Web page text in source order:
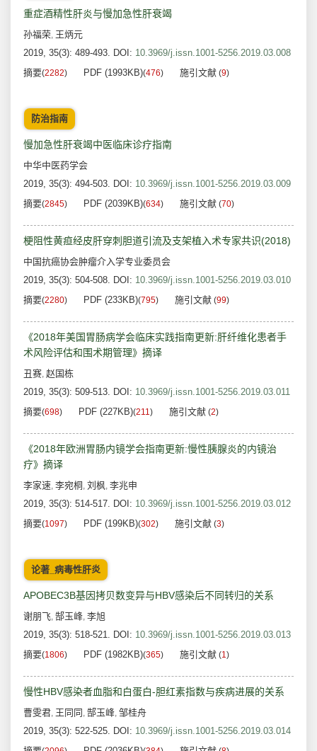
重症酒精性肝炎与慢加急性肝衰竭
孙福荣, 王炳元
2019, 35(3): 489-493. DOI: 10.3969/j.issn.1001-5256.2019.03.008
摘要(2282) PDF (1993KB)(476) 施引文献 (9)
防治指南
慢加急性肝衰竭中医临床诊疗指南
中华中医药学会
2019, 35(3): 494-503. DOI: 10.3969/j.issn.1001-5256.2019.03.009
摘要(2845) PDF (2039KB)(634) 施引文献 (70)
梗阻性黄疸经皮肝穿刺胆道引流及支架植入术专家共识(2018)
中国抗癌协会肿瘤介入学专业委员会
2019, 35(3): 504-508. DOI: 10.3969/j.issn.1001-5256.2019.03.010
摘要(2280) PDF (233KB)(795) 施引文献 (99)
《2018年美国胃肠病学会临床实践指南更新:肝纤维化患者手
术风险评估和围术期管理》摘译
丑赛, 赵国栋
2019, 35(3): 509-513. DOI: 10.3969/j.issn.1001-5256.2019.03.011
摘要(698) PDF (227KB)(211) 施引文献 (2)
《2018年欧洲胃肠内镜学会指南更新:慢性胰腺炎的内镜治
疗》摘译
李家速, 李宛桐, 刘枫, 李兆申
2019, 35(3): 514-517. DOI: 10.3969/j.issn.1001-5256.2019.03.012
摘要(1097) PDF (199KB)(302) 施引文献 (3)
论著_病毒性肝炎
APOBEC3B基因拷贝数变异与HBV感染后不同转归的关系
谢朋飞, 郜玉峰, 李旭
2019, 35(3): 518-521. DOI: 10.3969/j.issn.1001-5256.2019.03.013
摘要(1806) PDF (1982KB)(365) 施引文献 (1)
慢性HBV感染者血脂和白蛋白-胆红素指数与疾病进展的关系
曹雯君, 王同同 , 郜玉峰, 邹桂舟
2019, 35(3): 522-525. DOI: 10.3969/j.issn.1001-5256.2019.03.014